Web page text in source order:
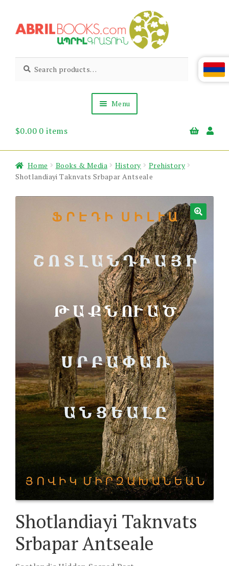
to
to
Abril
Books
Living
Armenian
for:
Menu
About Us
News & Events
$0.00 0 items
Home Books & Media History
Prehistory
Shotlandiayi Taknvats Srbapar Antseale
Shotlandiayi Taknvats
Srbapar Antseale